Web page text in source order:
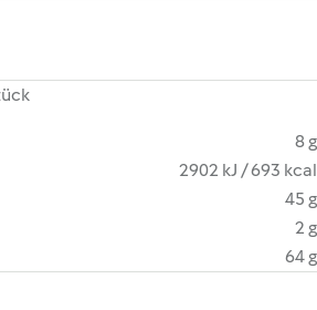
8 g
2902 kJ / 693 kcal
45 g
2 g
64 g